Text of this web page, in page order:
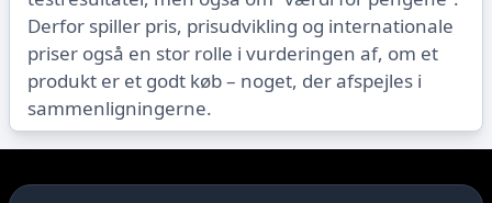
Derfor spiller pris, prisudvikling og internationale
priser også en stor rolle i vurderingen af, om et
produkt er et godt køb – noget, der afspejles i
sammenligningerne.